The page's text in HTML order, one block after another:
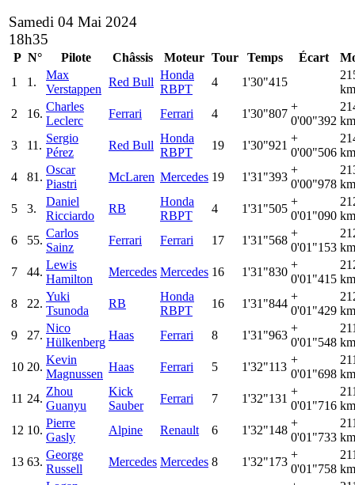
Samedi 04 Mai 2024
18h35
P N° Pilote Châssis Moteur Tour Temps Écart
1
1.
Max
Verstappen
Red Bull
Honda
RBPT
4 1'30"415
2
16.
Charles
Leclerc
Ferrari Ferrari 4 1'30"807
+
0'00"392
3
11.
Sergio
Pérez
Red Bull
Honda
RBPT
19 1'30"921
+
0'00"506
4
81.
Oscar
Piastri
McLaren Mercedes 19 1'31"393
+
0'00"978
5
3.
Daniel
Ricciardo
RB
Honda
RBPT
4 1'31"505
+
0'01"090
6
55.
Carlos
Sainz
Ferrari Ferrari 17 1'31"568
+
0'01"153
7
44.
Lewis
Hamilton
Mercedes Mercedes 16 1'31"830
+
0'01"415
8
22.
Yuki
Tsunoda
RB
Honda
RBPT
16 1'31"844
+
0'01"429
9
27.
Nico
Hülkenberg
Haas Ferrari 8 1'31"963
+
0'01"548
10 20.
Kevin
Magnussen
Haas Ferrari 5 1'32"113
+
0'01"698
11 24.
Zhou
Guanyu
Kick
Sauber
Ferrari 7 1'32"131
+
0'01"716
12 10.
Pierre
Gasly
Alpine Renault 6 1'32"148
+
0'01"733
13 63.
George
Russell
Mercedes Mercedes 8 1'32"173
+
0'01"758